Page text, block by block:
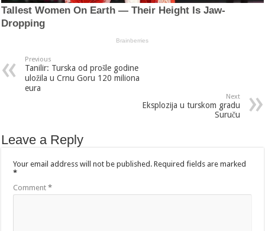
Previous
Tanilir: Turska od prošle godine
uložila u Crnu Goru 120 miliona
eura
Next
Eksplozija u turskom gradu
Suruču
Leave a Reply
Your email address will not be published. Required fields are marked
*
Comment*